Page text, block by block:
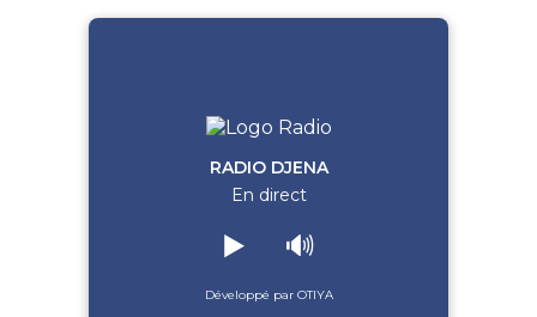
RADIO DJENA
En direct
▶️ 🔊
Développé par OTIYA